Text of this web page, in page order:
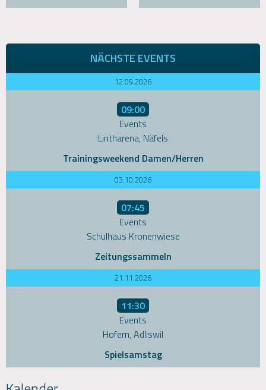
NÄCHSTE EVENTS
12.09.2026
09:00
Events
Lintharena, Näfels
Trainingsweekend Damen/Herren
03.10.2026
07:45
Events
Schulhaus Kronenwiese
Zeitungssammeln
21.11.2026
11:30
Events
Hofern, Adliswil
Spielsamstag